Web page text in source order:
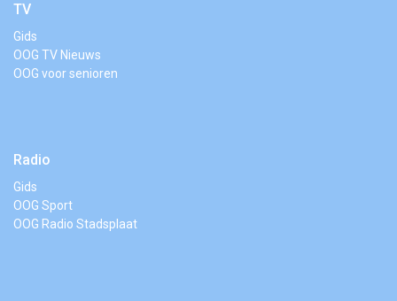
TV
Gids
OOG TV Nieuws
OOG voor senioren
Radio
Gids
OOG Sport
OOG Radio Stadsplaat